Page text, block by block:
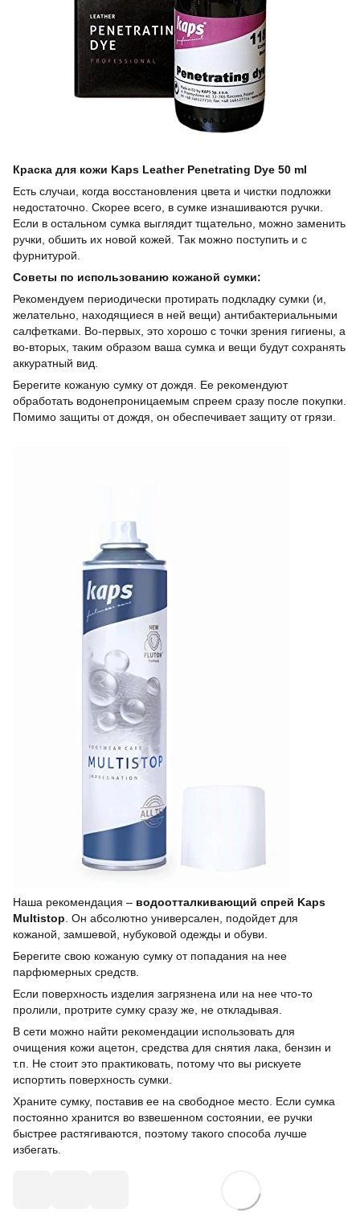
Краска для кожи Kaps Leather Penetrating Dye 50 ml
Есть случаи, когда восстановления цвета и чистки подложки
недостаточно. Скорее всего, в сумке изнашиваются ручки.
Если в остальном сумка выглядит тщательно, можно заменить
ручки, обшить их новой кожей. Так можно поступить и с
фурнитурой.
Советы по использованию кожаной сумки:
Рекомендуем периодически протирать подкладку сумки (и,
желательно, находящиеся в ней вещи) антибактериальными
салфетками. Во-первых, это хорошо с точки зрения гигиены, а
во-вторых, таким образом ваша сумка и вещи будут сохранять
аккуратный вид.
Берегите кожаную сумку от дождя. Ее рекомендуют
обработать водонепроницаемым спреем сразу после покупки.
Помимо защиты от дождя, он обеспечивает защиту от грязи.
Наша рекомендация – водоотталкивающий спрей Kaps
Multistop . Он абсолютно универсален, подойдет для
кожаной, замшевой, нубуковой одежды и обуви.
Берегите свою кожаную сумку от попадания на нее
парфюмерных средств.
Если поверхность изделия загрязнена или на нее что-то
пролили, протрите сумку сразу же, не откладывая.
В сети можно найти рекомендации использовать для
очищения кожи ацетон, средства для снятия лака, бензин и
т.п. Не стоит это практиковать, потому что вы рискуете
испортить поверхность сумки.
Храните сумку, поставив ее на свободное место. Если сумка
постоянно хранится во взвешенном состоянии, ее ручки
быстрее растягиваются, поэтому такого способа лучше
избегать.